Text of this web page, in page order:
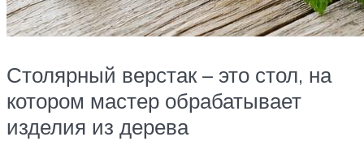
Столярный верстак – это стол, на
котором мастер обрабатывает
изделия из дерева